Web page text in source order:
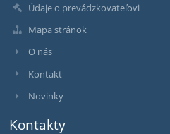
Údaje o prevádzkovateľovi
Mapa stránok
O nás
Kontakt
Novinky
Kontakty